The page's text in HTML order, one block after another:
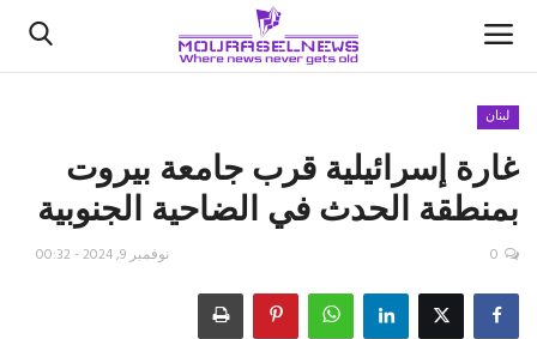
الأخبار
كتّابنا
لبنان
غارة إسرائيلية قرب جامعة بيروت
بمنطقة الحدث في الضاحية الجنوبية
نوفمبر 9, 2024 - 00:32 0